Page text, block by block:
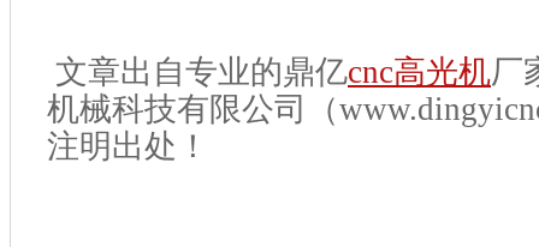
文章出自专业的鼎亿cnc高光机厂
机械科技有限公司（
注明出处！